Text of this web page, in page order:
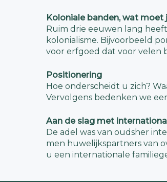
Koloniale banden, wat moet
Ruim drie eeuwen lang
kolonialisme. Bijvoorbeeld
voor erfgoed dat voor velen
Positionering
Hoe onderscheidt u zich?
Vervolgens bedenken we
Aan de slag met
De adel was van oudsher
men huwelijkspartners van
u een internationale